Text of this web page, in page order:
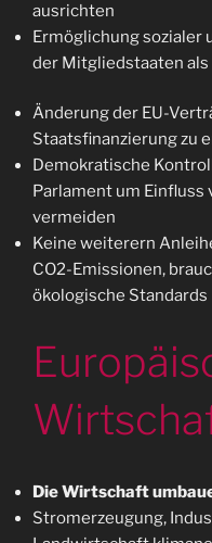
ausrichten
Ermöglichung sozialer
der Mitgliedstaaten
Änderung der EU-
Staatsfinanzierung zu
Demokratische
Parlament um Einfluss
vermeiden
Keine weiterern
CO2-Emissionen,
ökologische Standards
Die Wirtschaft
Stromerzeugung,